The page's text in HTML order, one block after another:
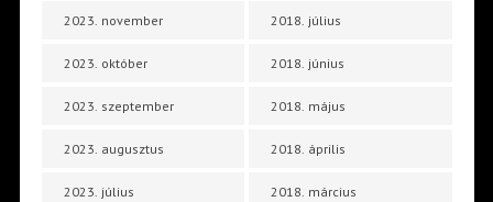
2023. november
2023. október
2023. szeptember
2023. augusztus
2023. július
2018. július
2018. június
2018. május
2018. április
2018. március